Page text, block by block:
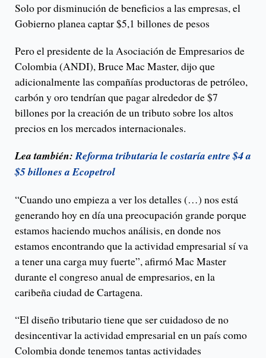
Solo por disminución de beneficios a las empresas, el
Gobierno planea captar $5,1 billones de pesos
Pero el presidente de la Asociación de Empresarios de
Colombia (ANDI), Bruce Mac Master, dijo que
adicionalmente las compañías productoras de petróleo,
carbón y oro tendrían que pagar alrededor de $7
billones por la creación de un tributo sobre los altos
precios en los mercados internacionales.
Lea también:Reforma tributaria le costaría entre $4 a
$5 billones a Ecopetrol
“Cuando uno empieza a ver los detalles (…) nos está
generando hoy en día una preocupación grande porque
estamos haciendo muchos análisis, en donde nos
estamos encontrando que la actividad empresarial sí va
a tener una carga muy fuerte”, afirmó Mac Master
durante el congreso anual de empresarios, en la
caribeña ciudad de Cartagena.
“El diseño tributario tiene que ser cuidadoso de no
desincentivar la actividad empresarial en un país como
Colombia donde tenemos tantas actividades